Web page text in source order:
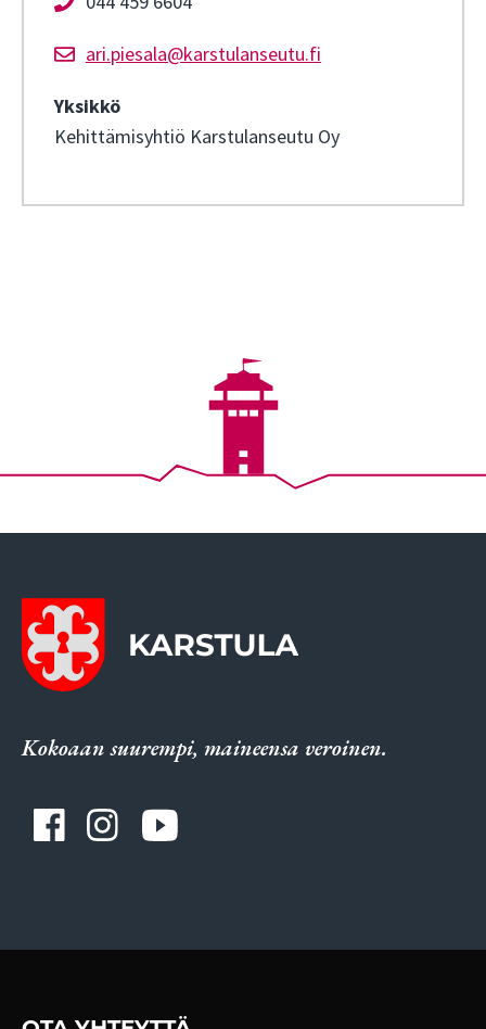
ari.piesala@karstulanseutu.fi
Yksikkö
Kehittämisyhtiö Karstulanseutu Oy
Kokoaan suurempi, maineensa veroinen.